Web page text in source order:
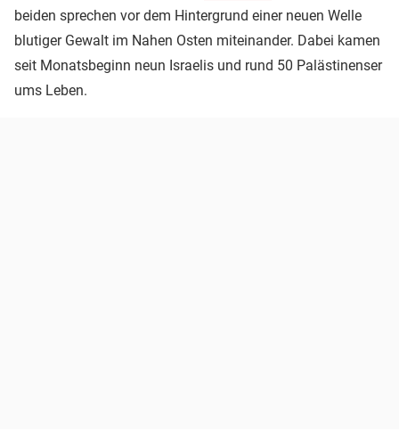
beiden sprechen vor dem Hintergrund einer neuen Welle
blutiger Gewalt im Nahen Osten miteinander. Dabei kamen
seit Monatsbeginn neun Israelis und rund 50 Palästinenser
ums Leben.